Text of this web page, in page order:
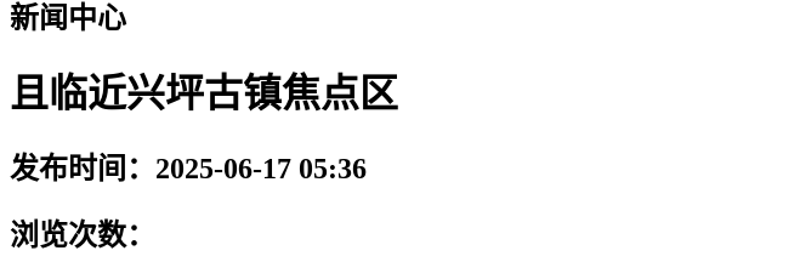
新闻中心
且临近兴坪古镇焦点区
发布时间：2025-06-17 05:36
浏览次数：